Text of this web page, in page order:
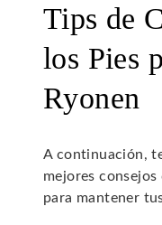
Tips de
los Pies
Ryonen
A continuación,
mejores consejos
para mantener